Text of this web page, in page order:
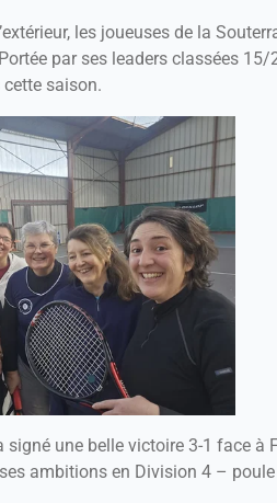
les joueuses de la
par ses leaders classées
saison.
signé une belle victoire 3-1 face
ambitions en Division 4 – poule